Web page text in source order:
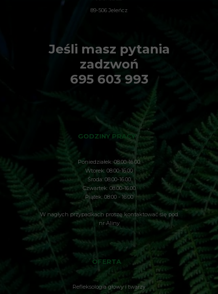
Jeśli masz pytania
zadzwoń
695 603 993
GODZINY PRACY
Poniedziałek: 08.00-16.00
Wtorek: 08.00-16.00
Środa: 08.00-16.00
Czwartek: 08.00-16.00
Piątek: 08:00 - 16:00
W nagłych przypadkach proszę kontaktować się pod
nr Aliny
OFERTA
Refleksologia głowy i twarzy
89-506 Jeleńcz